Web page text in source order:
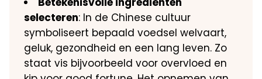
selecteren: In de Chinese cultuur
symboliseert bepaald voedsel welvaart,
geluk, gezondheid en een lang leven. Zo
staat vis bijvoorbeeld voor overvloed en